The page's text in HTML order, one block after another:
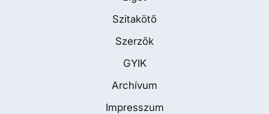
Szitakötő
Szerzők
GYIK
Archívum
Impresszum